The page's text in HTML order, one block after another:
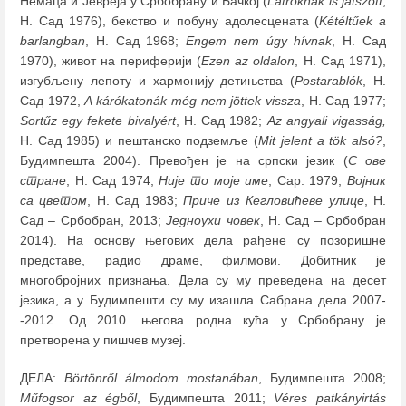
Н. Сад 1976), бекство и побуну адолесцената (Kétéltűek a
barlangban, Н. Сад 1968;Engem nem úgy hívnak, Н. Сад
1970), живот на периферији (Ezen az oldalon, Н. Сад 1971),
изгубљену лепоту и хармонију детињства (Postarablók, Н.
Сад 1972,A kárókatonák még nem jöttek vissza, Н. Сад 1977;
Sortűz egy fekete bivalyért, Н. Сад 1982;Az angyali vigasság,
Н. Сад 1985) и пештанско подземље (Mit jelent a tök alsó?,
Будимпешта 2004). Превођен је на српски језик (С ове
стране, Н. Сад 1974;Није то моје име, Сар. 1979;Војник
са цветом, Н. Сад 1983;Приче из Кегловићеве улице, Н.
Сад ‒ Србобран, 2013;Једноухи човек, Н. Сад ‒ Србобран
2014). На основу његових дела рађене су позоришне
представе, радио драме, филмови. Добитник је
многобројних признања. Дела су му преведена на десет
језика, а у Будимпешти су му изашла Сабрана дела 2007-
-2012. Од 2010. његова родна кућа у Србобрану је
претворена у пишчев музеј.
ДЕЛА: Börtönről álmodom mostanában , Будимпешта 2008;
Műfogsor az égből, Будимпешта 2011; Véres patkányirtás